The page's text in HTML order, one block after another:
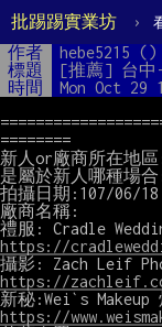
批踢踢實業坊 ›
作者 hebe5215 ()
標題
[推薦] 台中-
時間
Mon Oct 29
========
新人or廠商所在地
是屬於新人哪種場
拍攝日期:107/06/18
廠商名稱:
https://
https://
https://